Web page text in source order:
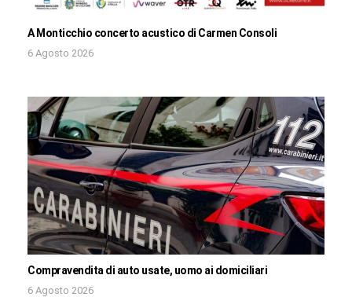
A Monticchio concerto acustico di Carmen Consoli
6 Agosto 2026
Compravendita di auto usate, uomo ai domiciliari
6 Agosto 2026